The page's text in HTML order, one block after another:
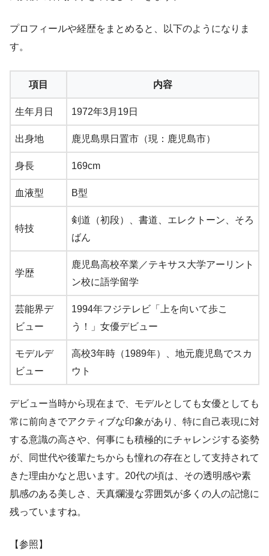
プロフィールや経歴をまとめると、以下のようになりま
す。
項目 内容
生年月日 1972年3月19日
出身地 鹿児島県日置市（現：鹿児島市）
身長 169cm
血液型 B型
特技
剣道（初段）、書道、エレクトーン、そろ
ばん
学歴
鹿児島高校卒業／テキサス大学アーリント
ン校に語学留学
芸能界デ
ビュー
1994年フジテレビ「上を向いて歩こ
う！」女優デビュー
モデルデ
ビュー
高校3年時（1989年）、地元鹿児島でスカ
ウト
デビュー当時から現在まで、モデルとしても女優としても
常に前向きでアクティブな印象があり、特に自己表現に対
する意識の高さや、何事にも積極的にチャレンジする姿勢
が、同世代や後輩たちからも憧れの存在として支持されて
きた理由かなと思います。20代の頃は、その透明感や素
肌感のある美しさ、天真爛漫な雰囲気が多くの人の記憶に
残っていますね。
【参照】